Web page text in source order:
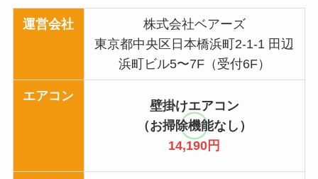
運営会社
株式会社ベアーズ
東京都中央区日本橋浜町2-1-1 田辺
浜町ビル5〜7F（受付6F）
エアコン
壁掛けエアコン
（お掃除機能なし）
14,190円